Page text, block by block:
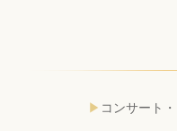
コンサート